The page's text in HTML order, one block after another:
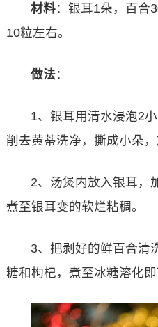
材料：银耳1朵，百合
10粒左右。
做法：
1、银耳用清水浸泡2
削去黄蒂洗净，撕成小朵，
2、汤煲内放入银耳，
煮至银耳变的软烂粘稠。
3、把剥好的鲜百合清
糖和枸杞，煮至冰糖溶化即